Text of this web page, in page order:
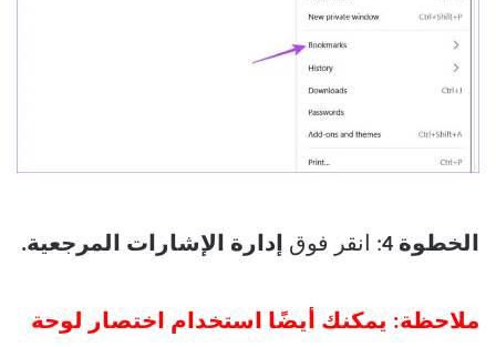
الخطوة 4 : انقر فوق إدارة الإشارات المرجعية.
ملاحظة: يمكنك أيضًا استخدام اختصار لوحة